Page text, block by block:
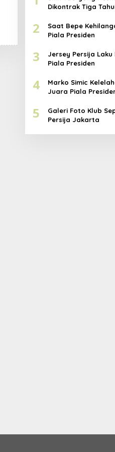
Dikontrak Tiga
2
Saat Bepe
Piala Presiden
3
Jersey Persija
Piala Presiden
4
Marko Simic
Juara Piala
5
Galeri Foto Klub
Persija Jakarta